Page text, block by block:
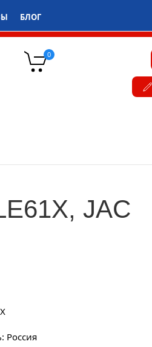
БЛОГ
0
JAC
Россия